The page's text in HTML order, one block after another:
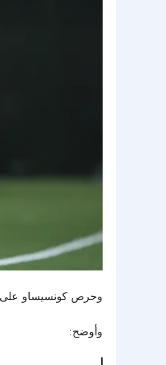
وحرص كونسيساو على
وأوضح: